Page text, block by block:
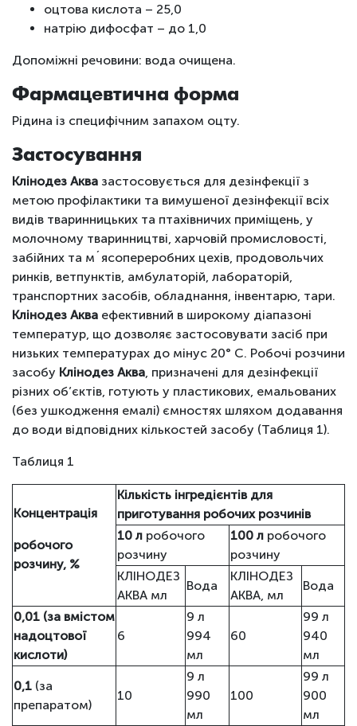
оцтова кислота – 25,0
натрію дифосфат – до 1,0
Допоміжні речовини: вода очищена.
Фармацевтична форма
Рідина із специфічним запахом оцту.
Застосування
Клінодез Аква застосовується для дезінфекції з
метою профілактики та вимушеної дезінфекції всіх
видів тваринницьких та птахівничих приміщень, у
молочному тваринництві, харчовій промисловості,
забійних та м´ясопереробних цехів, продовольчих
ринків, ветпунктів, амбулаторій, лабораторій,
транспортних засобів, обладнання, інвентарю, тари.
Клінодез Аква ефективний в широкому діапазоні
температур, що дозволяє застосовувати засіб при
низьких температурах до мінус 20° С. Робочі розчини
засобу Клінодез Аква, призначені для дезінфекції
різних об’єктів, готують у пластикових, емальованих
(без ушкодження емалі) ємностях шляхом додавання
до води відповідних кількостей засобу (Таблиця 1).
Таблиця 1
Концентрація
робочого
розчину, %
Кількість інгредієнтів для
приготування робочих розчинів
10 л робочого
розчину
100 л робочого
розчину
КЛІНОДЕЗ
АКВА мл
Вода
КЛІНОДЕЗ
АКВА, мл
Вода
0,01 (за вмістом
надоцтової
кислоти)
6
9 л
994
мл
60
99 л
940
мл
0,1 (за
препаратом)
10
9 л
990
мл
100
99 л
900
мл